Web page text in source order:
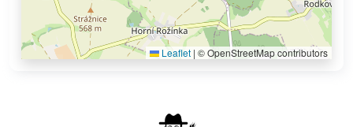
Leaflet | © OpenStreetMap contributors